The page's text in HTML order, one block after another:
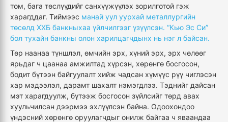
том, бага төслүүдийг санхүүжүүлэх зорилготой гэж
харагддаг. Тиймээс манай уул уурхай металлургийн
төсөлд ХХБ банкныхаа үйлчилгээг үзүүлсэн. “Кью Эс Си”
бол тухайн банкны олон харилцагчдынх нь нэг л байсан.
Төр наанаа түншлэл, өмчийн эрх, хүний эрх, эрх чөлөөг
ярьдаг ч цаанаа амжилтад хүрсэн, хөрөнгө босгосон,
бодит бүтээн байгуулалт хийж чадсан хүмүүс рүү чиглэсэн
хар мэдээлэл, дарамт шахалт нэмэгдлээ. Тэднийг дайсан
мэт харагдуулж, бүтээж босгосон зүйлсийг төрд авах
хуульчилсан дээрмээ эхлүүлсэн байна. Одоохондоо
үндэсний хөрөнгө оруулагчдыг онилж байгаа ч яваандаа